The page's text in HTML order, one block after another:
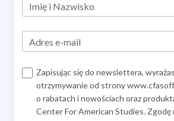
Imię i Nazwisko
Adres e-mail
Zapisując się do newslettera,
otrzymywanie od strony
o rabatach i nowościach oraz
Center For American Studies. Zgodę